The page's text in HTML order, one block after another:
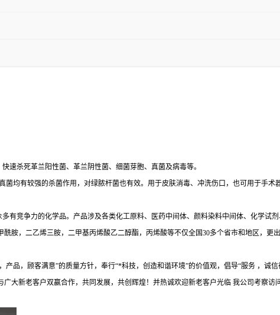
速杀死革兰阳性菌、革兰阴性菌、细菌芽胞、真菌及病毒等。
均有较强的杀菌作用，对绿脓杆菌也有效。用于皮肤消毒、冲洗伤口，也可用于手术
竞争力的化学品。产品涉及各类化工原料、医药中间体、颜料染料中间体、化学试剂
胺，二乙烯三胺，二甲基丙烯酸乙二醇酯，丙烯酸等不仅全国30多个省市和地区，更
品，顾客满意”的质量方针，奉行“*科技，创造和谐环境”的价值观，倡导“服务 ，诚
大新老客户双赢合作，共同发展，共创辉煌！并热诚欢迎新老客户光临 我公司考察访